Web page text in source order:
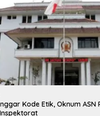
Kode Etik, Oknum ASN